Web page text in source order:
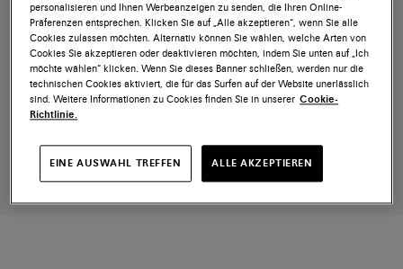
personalisieren und Ihnen Werbeanzeigen zu senden, die Ihren Online-
Präferenzen entsprechen. Klicken Sie auf „Alle akzeptieren“, wenn Sie alle
Cookies zulassen möchten. Alternativ können Sie wählen, welche Arten von
Cookies Sie akzeptieren oder deaktivieren möchten, indem Sie unten auf „Ich
möchte wählen“ klicken. Wenn Sie dieses Banner schließen, werden nur die
technischen Cookies aktiviert, die für das Surfen auf der Website unerlässlich
sind. Weitere Informationen zu Cookies finden Sie in unserer Cookie-
Richtlinie.
EINE AUSWAHL TREFFEN ALLE AKZEPTIEREN